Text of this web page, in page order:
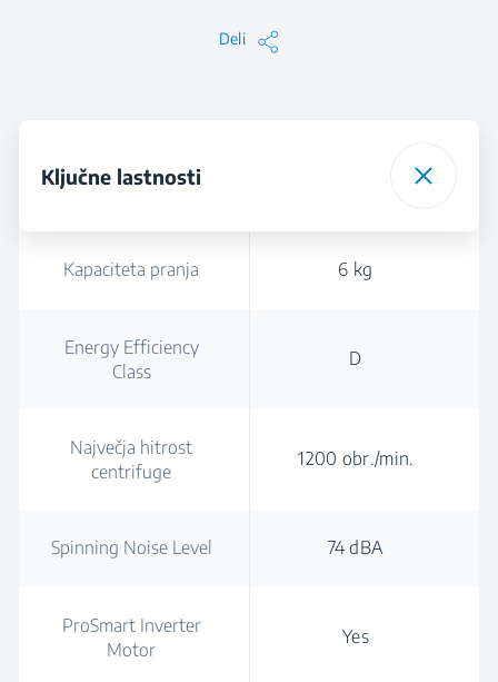
Deli
Ključne lastnosti
Kapaciteta pranja 6 kg
Energy Efficiency
Class
D
Največja hitrost
centrifuge
1200 obr./min.
Spinning Noise Level 74 dBA
ProSmart Inverter
Motor
Yes